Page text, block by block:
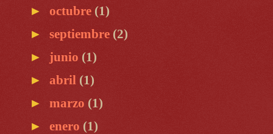
► octubre (1)
► septiembre (2)
► junio (1)
► abril (1)
► marzo (1)
► enero (1)